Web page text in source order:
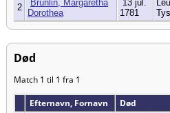
2
Brunlin, Margaretha
Dorothea
13 jul.
1781
Død
Match 1 til 1 fra 1
Efternavn, Fornavn
Død